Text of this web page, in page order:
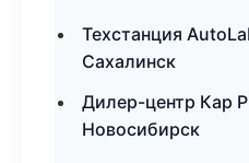
Техстанция
Сахалинск
Дилер-центр Кар
Новосибирск